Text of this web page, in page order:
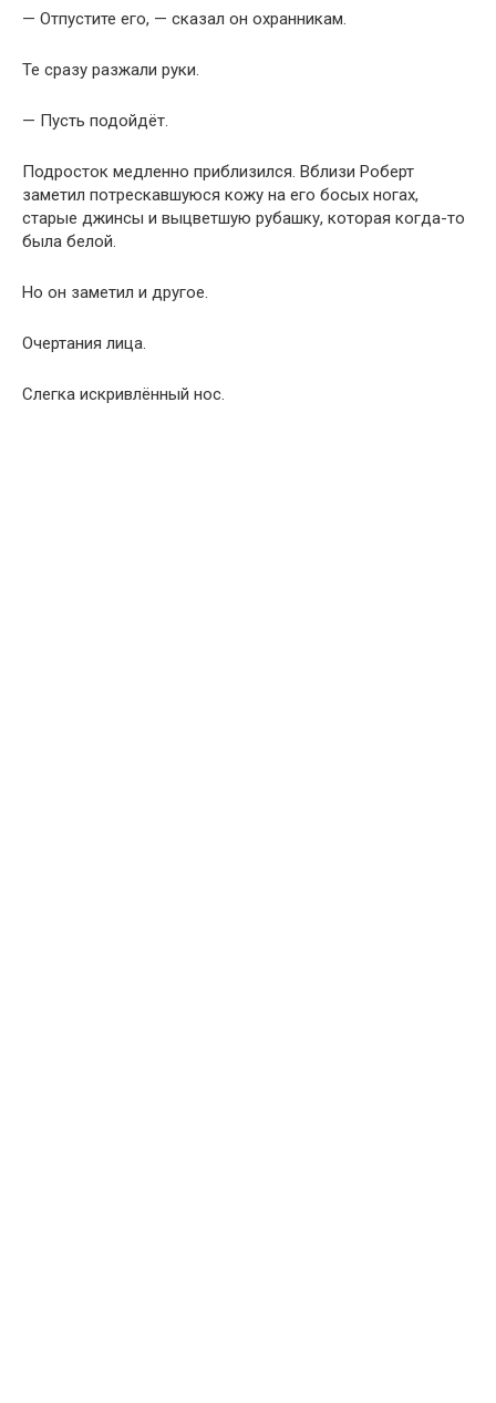
— Отпустите его, — сказал он охранникам.
Те сразу разжали руки.
— Пусть подойдёт.
Подросток медленно приблизился. Вблизи Роберт
заметил потрескавшуюся кожу на его босых ногах,
старые джинсы и выцветшую рубашку, которая когда-то
была белой.
Но он заметил и другое.
Очертания лица.
Слегка искривлённый нос.